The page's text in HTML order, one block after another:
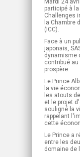
Mardi 24
participé à
Challenges
la Chambre
(ICC).
Face à un
japonais,
dynamisme
contribué
prospère.
Le Prince
la vie
les atouts
et le projet
souligné la
rappelant
cette
Le Prince a
entre les
domaine de